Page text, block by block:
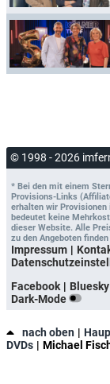
© 1998 - 2026
* Bei den mit einem
Provisions-Links
erhalten wir
bedeutet keine
dieser Website. Alle
zu den Angeboten
Impressum
Facebook
Bluesky
Dark-Mode
nach oben
DVDs
Michael